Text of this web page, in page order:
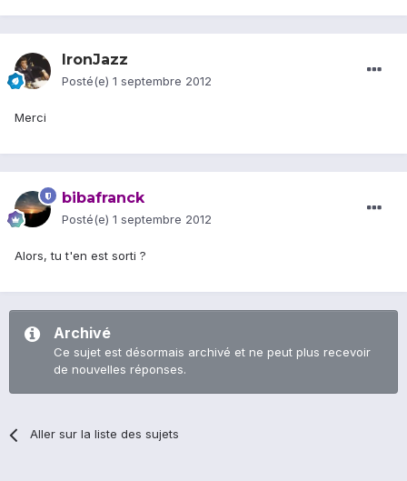
IronJazz
Posté(e) 1 septembre 2012
Merci
bibafranck
Posté(e) 1 septembre 2012
Alors, tu t'en est sorti ?
Archivé
Ce sujet est désormais archivé et ne peut plus recevoir
de nouvelles réponses.
Aller sur la liste des sujets